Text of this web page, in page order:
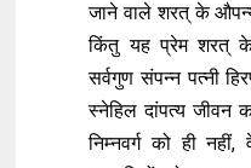
जाने वाले शरत् के
किंतु यह प्रेम शरत् के
सर्वगुण संपन्न पत्नी
स्नेहिल दांपत्य जीवन
निम्नवर्ग को ही